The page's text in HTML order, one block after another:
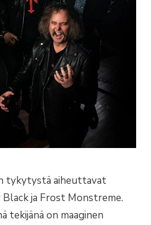
tykytystä aiheuttavat
Black ja Frost Monstreme.
tekijänä on maaginen